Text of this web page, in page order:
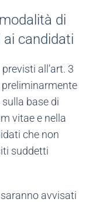
di
ai candidati
all’art. 3
base di
vitae e nella
che non
suddetti
avvisati